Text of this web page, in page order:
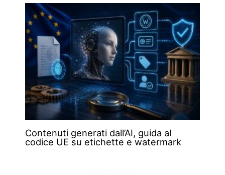
Contenuti generati dall’AI, guida al
codice UE su etichette e watermark